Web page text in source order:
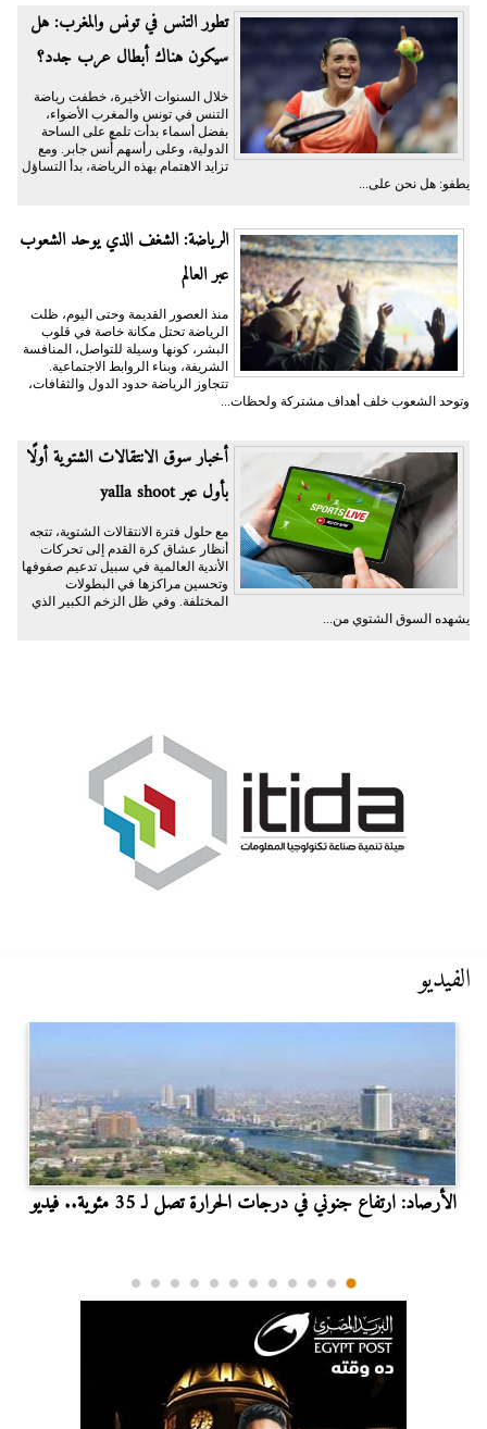
تطور التنس في تونس والمغرب: هل
سيكون هناك أبطال عرب جدد؟
خلال السنوات الأخيرة، خطفت رياضة
التنس في تونس والمغرب الأضواء،
بفضل أسماء بدأت تلمع على الساحة
الدولية، وعلى رأسهم أُنس جابر. ومع
تزايد الاهتمام بهذه الرياضة، بدأ التساؤل
يطفو: هل نحن على...
الرياضة: الشغف الذي يوحد الشعوب
عبر العالم
منذ العصور القديمة وحتى اليوم، ظلت
الرياضة تحتل مكانة خاصة في قلوب
البشر، كونها وسيلة للتواصل، المنافسة
الشريفة، وبناء الروابط الاجتماعية.
تتجاوز الرياضة حدود الدول والثقافات،
وتوحد الشعوب خلف أهداف مشتركة ولحظات...
أخبار سوق الانتقالات الشتوية أولًا
بأول عبر yalla shoot
مع حلول فترة الانتقالات الشتوية، تتجه
أنظار عشاق كرة القدم إلى تحركات
الأندية العالمية في سبيل تدعيم صفوفها
وتحسين مراكزها في البطولات
المختلفة. وفي ظل الزخم الكبير الذي
يشهده السوق الشتوي من...
الفيديو
الأرصاد: ارتفاع جنوني في درجات الحرارة تصل لـ 35 مئوية.. فيديو